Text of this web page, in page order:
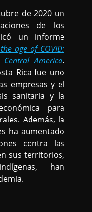
de 2020 un
de los
un informe
age of COVID:
America.
Rica fue uno
empresas y el
sanitaria y la
para
Además, la
ha aumentado
contra las
sus territorios,
han